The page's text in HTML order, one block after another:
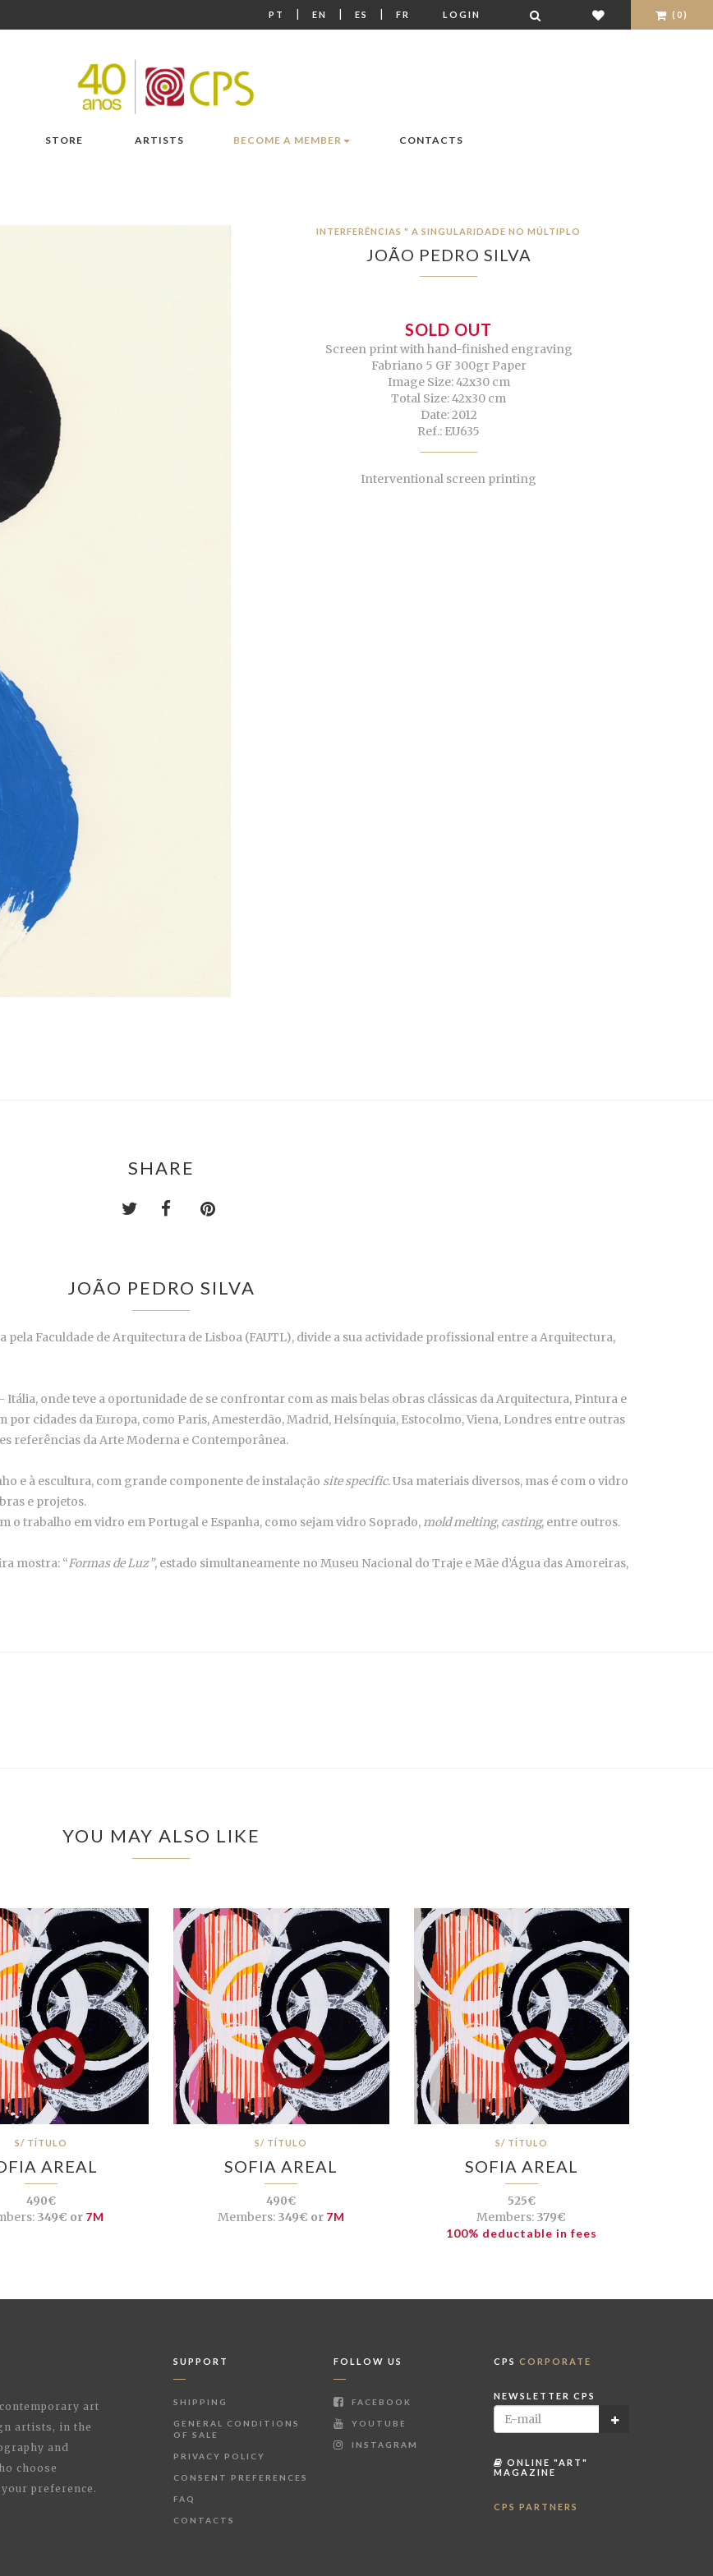
PT | EN | ES | FR LOGIN (0)
STORE ARTISTS BECOME A MEMBER CONTACTS
INTERFERÊNCIAS " A SINGULARIDADE NO MÚLTIPLO
JOÃO PEDRO SILVA
SOLD OUT
Screen print with hand-finished engraving
Fabriano 5 GF 300gr Paper
Image Size: 42x30 cm
Total Size: 42x30 cm
Date: 2012
Ref.: EU635
Interventional screen printing
SHARE
JOÃO PEDRO SILVA
pela Faculdade de Arquitectura de Lisboa (FAUTL), divide a sua actividade profissional entre a Arquitectura,
onde teve a oportunidade de se confrontar com as mais belas obras clássicas da Arquitectura, Pintura e
cidades da Europa, como Paris, Amesterdão, Madrid, Helsínquia, Estocolmo, Viena, Londres entre outras
referências da Arte Moderna e Contemporânea.
e à escultura, com grande componente de instalação site specific. Usa materiais diversos, mas é com o vidro
e projetos.
o trabalho em vidro em Portugal e Espanha, como sejam vidro Soprado, mold melting, casting, entre outros.
mostra: “Formas de Luz”, estado simultaneamente no Museu Nacional do Traje e Mãe d’Água das Amoreiras,
YOU MAY ALSO LIKE
S/ TÍTULO
AREAL
490€
349€ or 7M
S/ TÍTULO
SOFIA AREAL
490€
Members:349€ or 7M
S/ TÍTULO
SOFIA AREAL
525€
Members: 379€
100% deductable in fees
art
artists, in the
and
choose
preference.
SUPPORT
SHIPPING
GENERAL CONDITIONS
OF SALE
PRIVACY POLICY
CONSENT PREFERENCES
FAQ
CONTACTS
FOLLOW US
FACEBOOK
YOUTUBE
INSTAGRAM
CPS CORPORATE
NEWSLETTER CPS
ONLINE "ART"
MAGAZINE
CPS PARTNERS